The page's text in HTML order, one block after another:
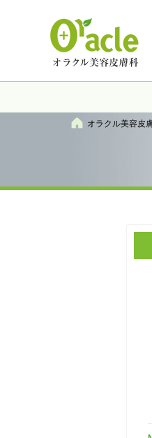
オラクル美容皮